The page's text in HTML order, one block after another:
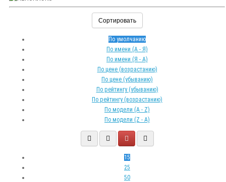
Сортировать
По умолчанию
По имени (A - Я)
По имени (Я - A)
По цене (возрастанию)
По цене (убыванию)
По рейтингу (убыванию)
По рейтингу (возрастанию)
По модели (A - Z)
По модели (Z - A)
15
25
50